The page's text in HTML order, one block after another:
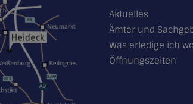
Aktuelles
Ämter und
Was erledige ich
Öffnungszeiten